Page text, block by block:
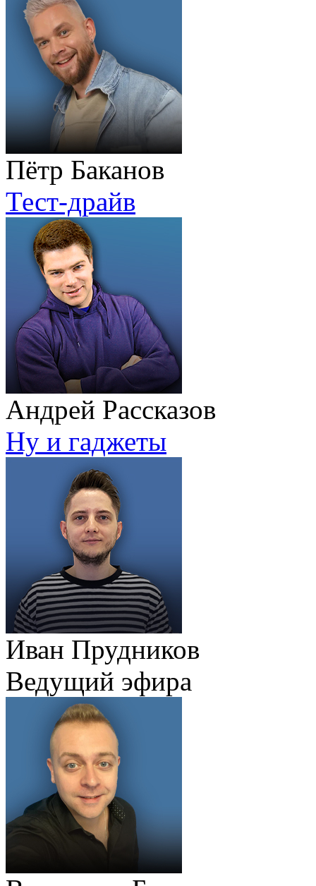
Пётр Баканов
Тест-драйв
Андрей Рассказов
Ну и гаджеты
Иван Прудников
Ведущий эфира